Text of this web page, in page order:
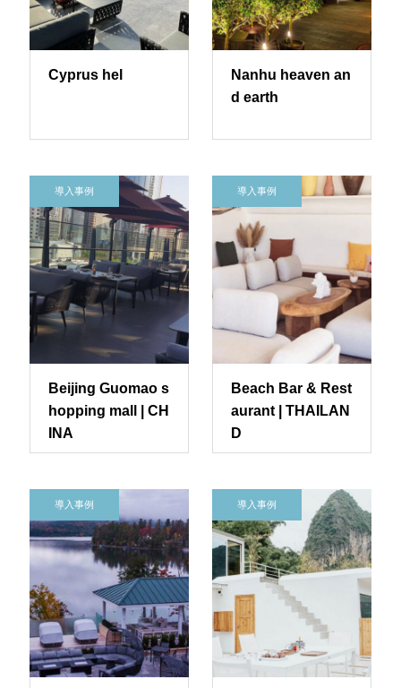
Cyprus hel
Nanhu heaven an
d earth
導入事例
Beijing Guomao s
hopping mall | CH
INA
導入事例
Beach Bar & Rest
aurant | THAILAN
D
導入事例 導入事例